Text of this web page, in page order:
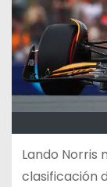
Lando Norris
clasificación